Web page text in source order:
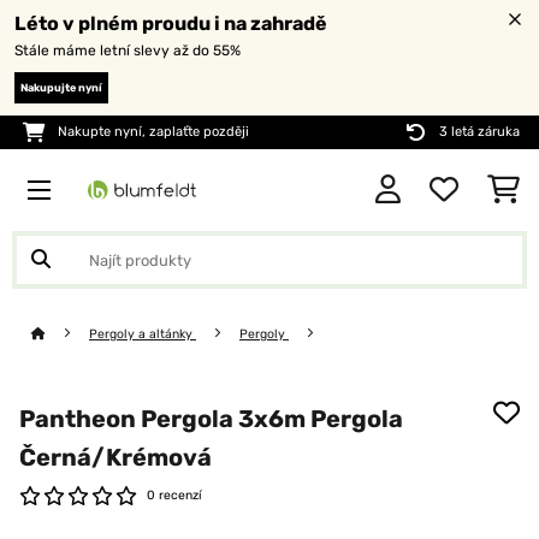
Léto v plném proudu i na zahradě
Stále máme letní slevy až do 55%
Nakupujte nyní
Nakupte nyní, zaplaťte později 3 letá záruka
Pergoly a altánky Pergoly
Pantheon Pergola 3x6m Pergola
Černá/Krémová
0 recenzí